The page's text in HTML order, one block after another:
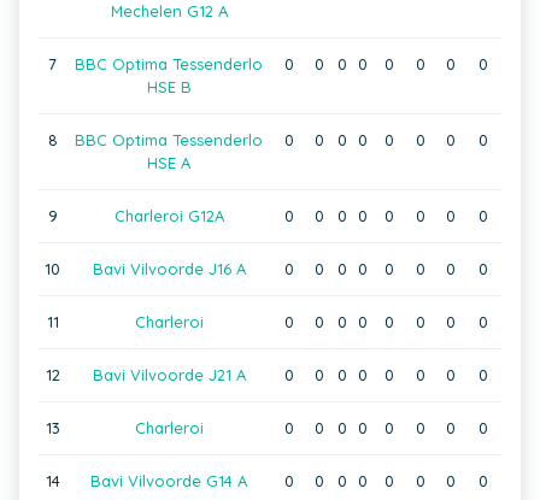
Mechelen G12 A
7
BBC Optima Tessenderlo
HSE B
0 0 0 0 0 0 0 0
8
BBC Optima Tessenderlo
HSE A
0 0 0 0 0 0 0 0
9 Charleroi G12A 0 0 0 0 0 0 0 0
10 Bavi Vilvoorde J16 A 0 0 0 0 0 0 0 0
11 Charleroi 0 0 0 0 0 0 0 0
12 Bavi Vilvoorde J21 A 0 0 0 0 0 0 0 0
13 Charleroi 0 0 0 0 0 0 0 0
14 Bavi Vilvoorde G14 A 0 0 0 0 0 0 0 0